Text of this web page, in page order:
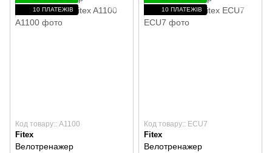
10 ПЛАТЕЖІВ
Код товару:: A1100
Fitex
Велотренажер
10 ПЛАТЕЖІВ
Код товару:: ECU7
Fitex
Велотренажер